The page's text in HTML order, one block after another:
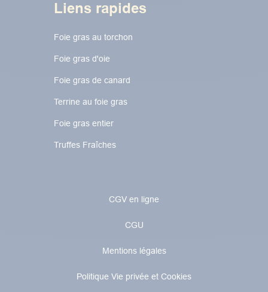
Liens rapides
Foie gras au torchon​​​​
Foie gras d'oie
Foie gras de canard
Terrine au foie gras
Foie gras entier
Truffes Fraîches
CGV en ligne
CGU
Mentions légales
Politique Vie privée et Cookies